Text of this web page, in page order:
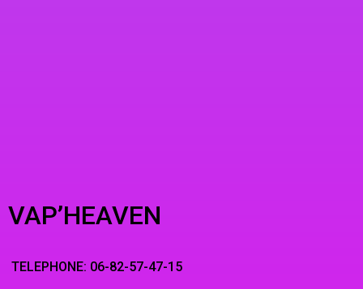
VAP’HEAVEN
TELEPHONE: 06-82-57-47-15